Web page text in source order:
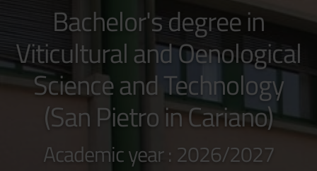
Bachelor's degree in
Viticultural and Oenological
Science and Technology
(San Pietro in Cariano)
Academic year : 2026/2027